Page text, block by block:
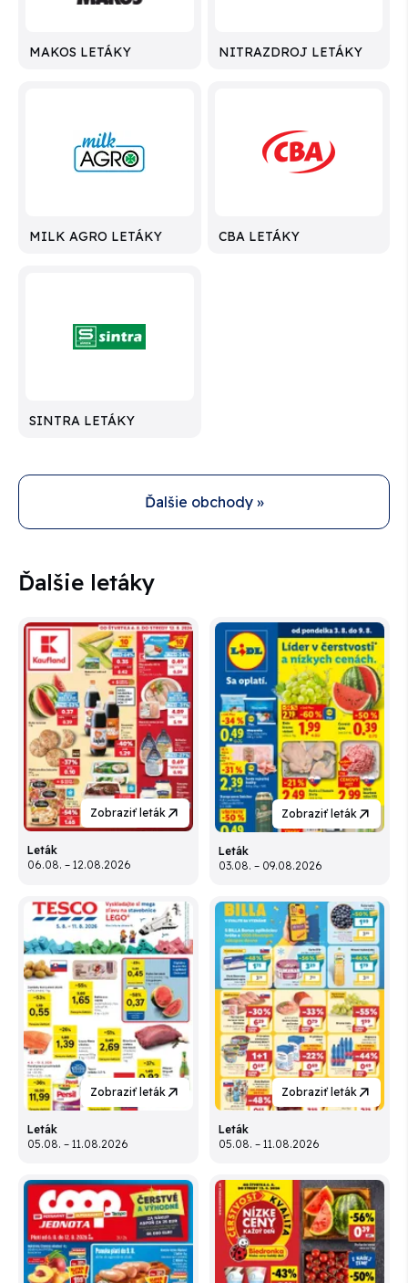
MAKOS LETÁKY NITRAZDROJ LETÁKY
MILK AGRO LETÁKY CBA LETÁKY
SINTRA LETÁKY
Ďalšie obchody »
Ďalšie letáky
Zobraziť leták
Leták
06.08. – 12.08.2026
Zobraziť leták
Leták
03.08. – 09.08.2026
Zobraziť leták
Leták
05.08. – 11.08.2026
Zobraziť leták
Leták
05.08. – 11.08.2026